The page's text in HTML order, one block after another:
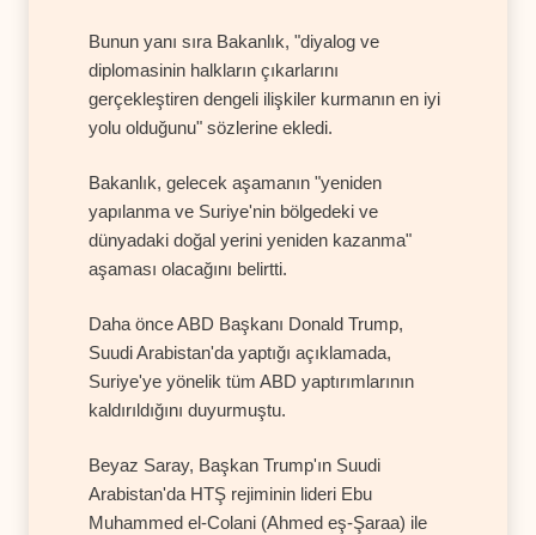
Bunun yanı sıra Bakanlık, "diyalog ve
diplomasinin halkların çıkarlarını
gerçekleştiren dengeli ilişkiler kurmanın en iyi
yolu olduğunu" sözlerine ekledi.
Bakanlık, gelecek aşamanın "yeniden
yapılanma ve Suriye'nin bölgedeki ve
dünyadaki doğal yerini yeniden kazanma"
aşaması olacağını belirtti.
Daha önce ABD Başkanı Donald Trump,
Suudi Arabistan'da yaptığı açıklamada,
Suriye'ye yönelik tüm ABD yaptırımlarının
kaldırıldığını duyurmuştu.
Beyaz Saray, Başkan Trump'ın Suudi
Arabistan'da HTŞ rejiminin lideri Ebu
Muhammed el-Colani (Ahmed eş-Şaraa) ile